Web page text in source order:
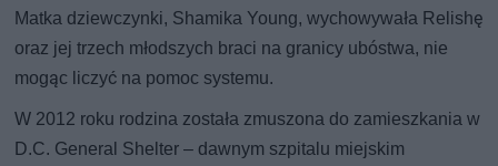
Matka dziewczynki, Shamika Young, wychowywała Relishę
oraz jej trzech młodszych braci na granicy ubóstwa, nie
mogąc liczyć na pomoc systemu.
W 2012 roku rodzina została zmuszona do zamieszkania w
D.C. General Shelter – dawnym szpitalu miejskim